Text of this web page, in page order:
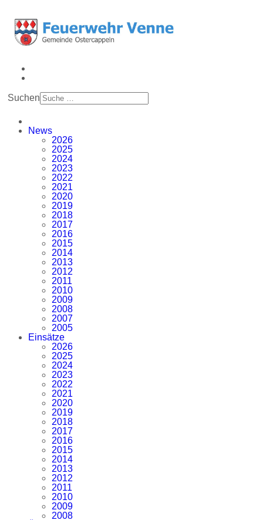
Suchen
News
2026
2025
2024
2023
2022
2021
2020
2019
2018
2017
2016
2015
2014
2013
2012
2011
2010
2009
2008
2007
2005
Einsätze
2026
2025
2024
2023
2022
2021
2020
2019
2018
2017
2016
2015
2014
2013
2012
2011
2010
2009
2008